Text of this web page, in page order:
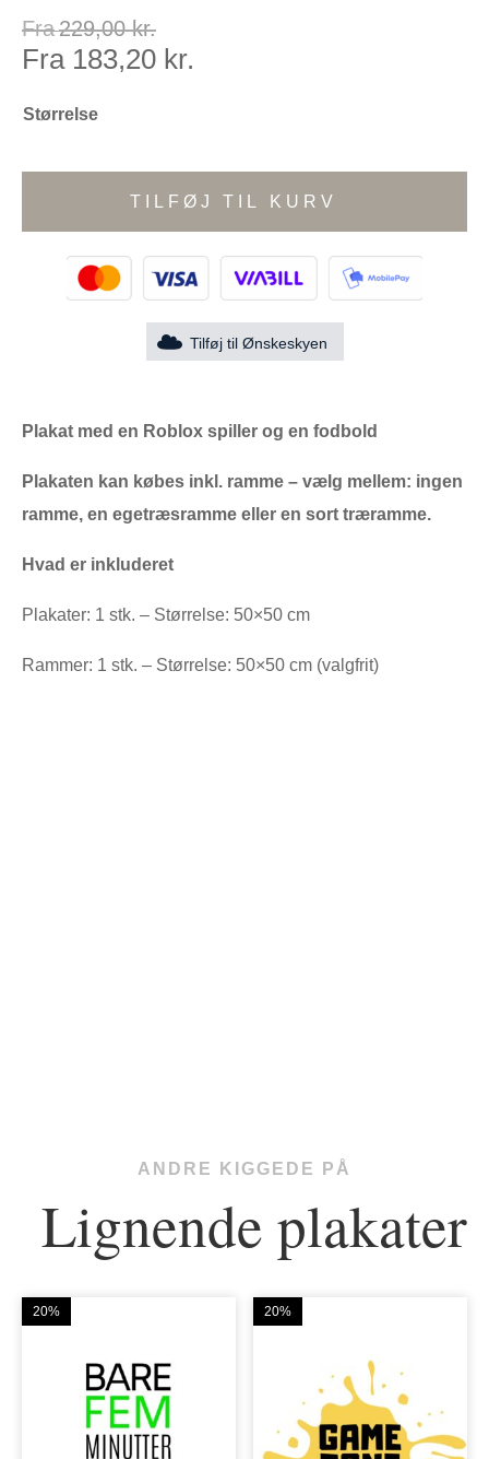
Fra229,00kr.
Fra 183,20 kr.
Størrelse
TILFØJ TIL KURV
Tilføj til Ønskeskyen
Plakat med en Roblox spiller og en fodbold
Plakaten kan købes inkl. ramme – vælg mellem: ingen
ramme, en egetræsramme eller en sort træramme.
Hvad er inkluderet
Plakater: 1 stk. – Størrelse: 50×50 cm
Rammer: 1 stk. – Størrelse: 50×50 cm (valgfrit)
ANDRE KIGGEDE PÅ
Lignende plakater
20% 20%